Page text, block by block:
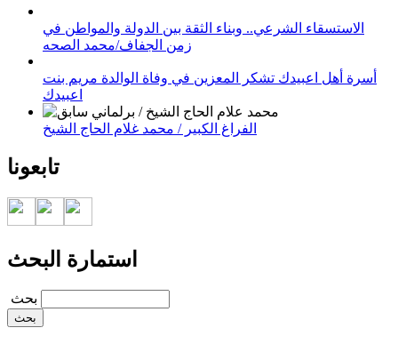
الاستسقاء الشرعي.. وبناء الثقة بين الدولة والمواطن في
زمن الجفاف/محمد الصحه
أسرة أهل اعبيدك تشكر المعزين في وفاة الوالدة مريم بنت
اعبيدك
الفراغ الكبير / محمد غلام الحاج الشيخ
تابعونا
استمارة البحث
‏بحث ‏